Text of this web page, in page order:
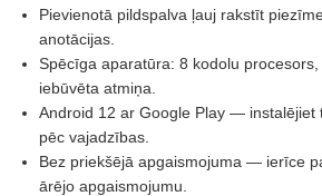
Pievienotā pildspalva ļauj rakstīt
anotācijas.
Spēcīga aparatūra: 8 kodolu
iebūvēta atmiņa.
Android 12 ar Google Play — instalējiet
pēc vajadzības.
Bez priekšējā apgaismojuma — ierīce
ārējo apgaismojumu.